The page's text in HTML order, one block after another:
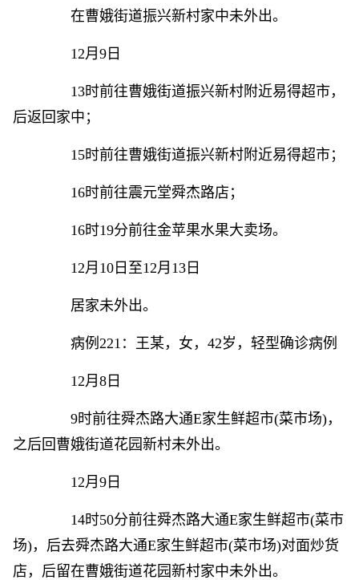
在曹娥街道振兴新村家中未外出。
12月9日
13时前往曹娥街道振兴新村附近易得超市，
后返回家中；
15时前往曹娥街道振兴新村附近易得超市；
16时前往震元堂舜杰路店；
16时19分前往金苹果水果大卖场。
12月10日至12月13日
居家未外出。
病例221：王某，女，42岁，轻型确诊病例
12月8日
9时前往舜杰路大通E家生鲜超市(菜市场)，
之后回曹娥街道花园新村未外出。
12月9日
14时50分前往舜杰路大通E家生鲜超市(菜市
场)，后去舜杰路大通E家生鲜超市(菜市场)对面炒货
店，后留在曹娥街道花园新村家中未外出。